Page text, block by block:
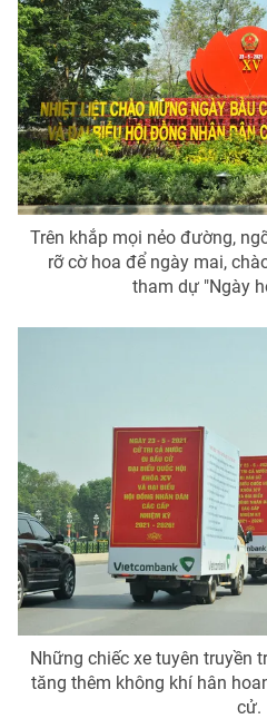
Thị trường 24h
VTV4
VTV9
Liên hệ tòa soạn
Theo dõi báo trên
Cơ quan chủ quản:Đài Truyền
Cơ quan báo chí:Thời báo VTV
Giấy phép hoạt động báo in và
cấp ngày 29/12/2023
Tổng Biên tập:Vũ Thanh Thủy
Phó Tổng Biên tập:
Nguyễn Trọng Ninh
Tổng đài VTV:024.38 355 931 -
Trên khắp mọi nẻo đường,
rỡ cờ hoa để ngày mai,
tham dự "Ngày
Những chiếc xe tuyên truyền
tăng thêm không khí hân
cử.